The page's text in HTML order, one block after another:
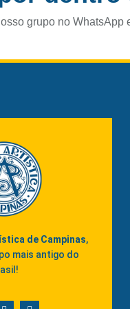
grupo no
de Campinas,
mais antigo do